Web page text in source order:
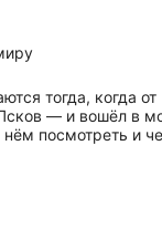
тогда, когда
— и вошёл в
посмотреть и